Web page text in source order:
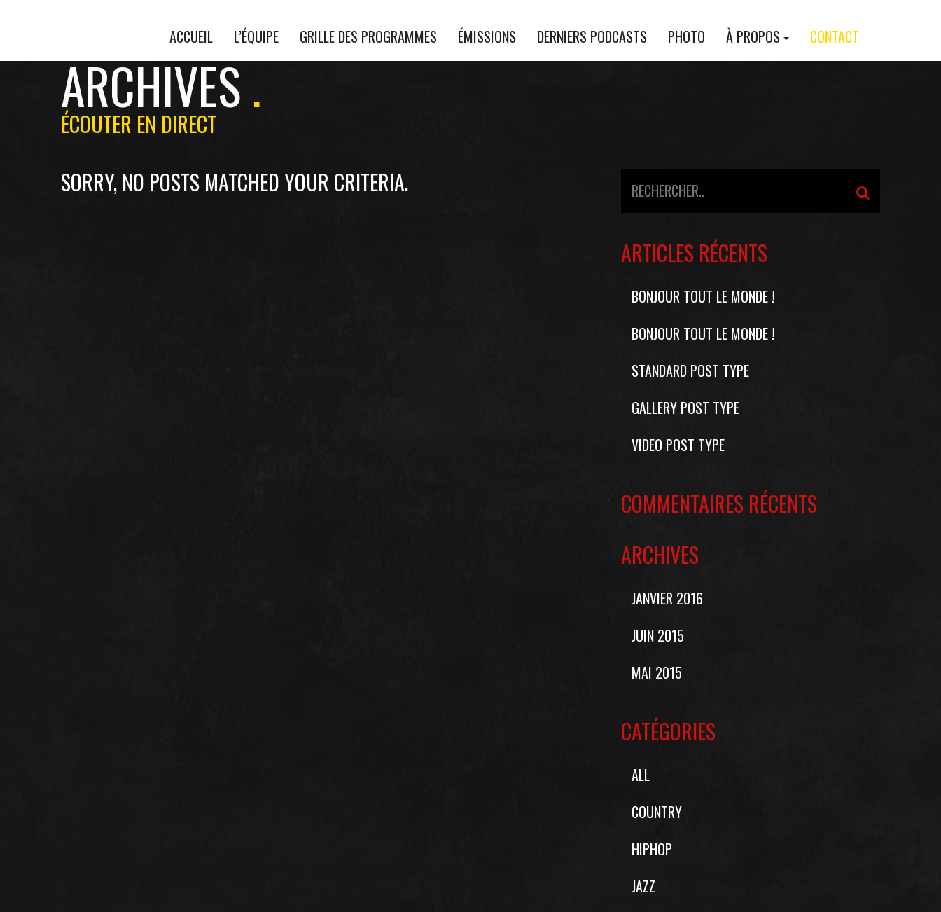
ACCUEIL L’ÉQUIPE GRILLE DES PROGRAMMES ÉMISSIONS DERNIERS PODCASTS PHOTO À PROPOS CONTACT
ARCHIVES
ÉCOUTER EN DIRECT
SORRY, NO POSTS MATCHED YOUR CRITERIA.
ARTICLES RÉCENTS
BONJOUR TOUT LE MONDE !
BONJOUR TOUT LE MONDE !
STANDARD POST TYPE
GALLERY POST TYPE
VIDEO POST TYPE
COMMENTAIRES RÉCENTS
ARCHIVES
JANVIER 2016
JUIN 2015
MAI 2015
CATÉGORIES
ALL
COUNTRY
HIPHOP
JAZZ